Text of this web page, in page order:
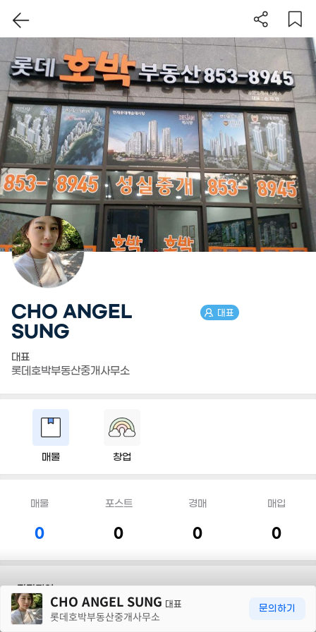
CHO ANGEL
SUNG
대표
대표
롯데호박부동산중개사무소
매물 창업
매물
0
포스트
0
경매
0
매입
0
전화
CHO ANGEL SUNG 대표
롯데호박부동산중개사무소
문의하기
이 지역 보기